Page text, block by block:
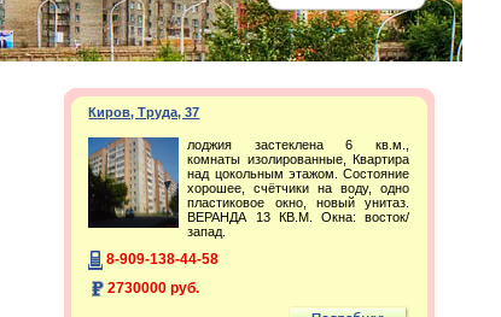
Киров, Труда, 37
лоджия застеклена 6 кв.м.,
комнаты изолированные, Квартира
над цокольным этажом. Состояние
хорошее, счётчики на воду, одно
пластиковое окно, новый унитаз.
ВЕРАНДА 13 КВ.М. Окна: восток/
запад.
8-909-138-44-58
2730000 руб.